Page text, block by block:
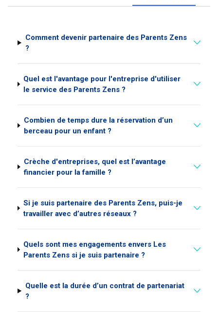
Comment devenir partenaire des Parents Zens
?
Quel est l'avantage pour l'entreprise d'utiliser
le service des Parents Zens ?
Combien de temps dure la réservation d’un
berceau pour un enfant ?
Crèche d'entreprises, quel est l’avantage
financier pour la famille ?
Si je suis partenaire des Parents Zens, puis-je
travailler avec d’autres réseaux ?
Quels sont mes engagements envers Les
Parents Zens si je suis partenaire ?
Quelle est la durée d’un contrat de partenariat
?